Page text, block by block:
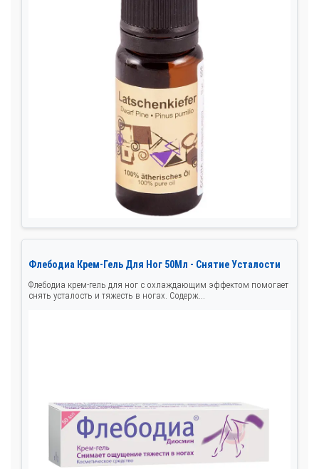
Флебодиа Крем-Гель Для Ног 50Мл - Снятие Усталости
Флебодиа крем-гель для ног с охлаждающим эффектом помогает
снять усталость и тяжесть в ногах. Содерж...